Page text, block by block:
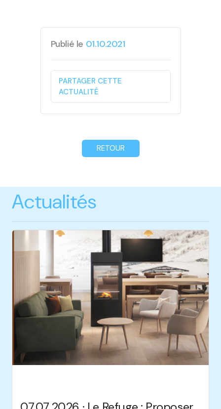
Publié le 01.10.2021
PARTAGER CETTE
ACTUALITÉ
RETOUR
Actualités